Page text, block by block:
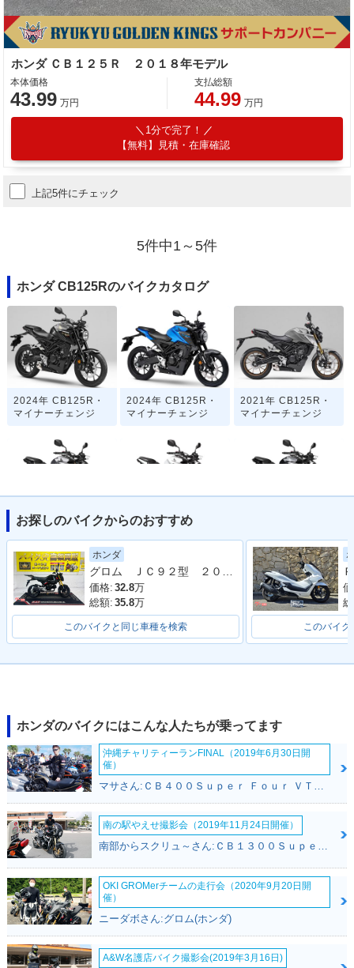
ホンダ ＣＢ１２５Ｒ ２０１８年モデル
本体価格
43.99 万円
支払総額
44.99 万円
1分で完了！
【無料】見積・在庫確認
上記5件にチェック
5件中1～5件
ホンダ CB125Rのバイクカタログ
2024年 CB125R・
マイナーチェンジ
2024年 CB125R・
マイナーチェンジ
2021年 CB125R・
マイナーチェンジ
お探しのバイクからのおすすめ
ホンダ
価格: 32.8万
総額: 35.8万
このバイクと同じ車種を検索 このバイ
ホンダのバイクにはこんな人たちが乗ってます
沖縄チャリティーランFINAL（2019年6月30日開
催）
南の駅やえせ撮影会（2019年11月24日開催）
南部からスクリュ～さん:ＣＢ１３００Ｓｕｐｅｒ Ｆｏｕｒ(ホンダ)
OKI GROMerチームの走行会（2020年9月20日開
催）
ニーダボさん:グロム(ホンダ)
A&W名護店バイク撮影会(2019年3月16日)